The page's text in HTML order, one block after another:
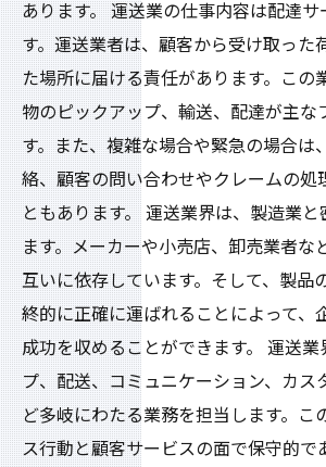
あります。 運送業の仕事内容は配達サ
す。運送業者は、顧客から受け取った
た場所に届ける責任があります。この
物のピックアップ、輸送、配達が主な
す。また、複雑な場合や緊急の場合は
絡、顧客の問い合わせやクレームの処
ともあります。 運送業界は、製造業
ます。メーカーや小売店、卸売業者な
互いに依存しています。そして、製品
終的に正確に運ばれることによって、
成功を収めることができます。 運送業
プ、配送、コミュニケーション、カス
ど多岐にわたる業務を担当します。こ
ス行動と顧客サービスの面で保守的で